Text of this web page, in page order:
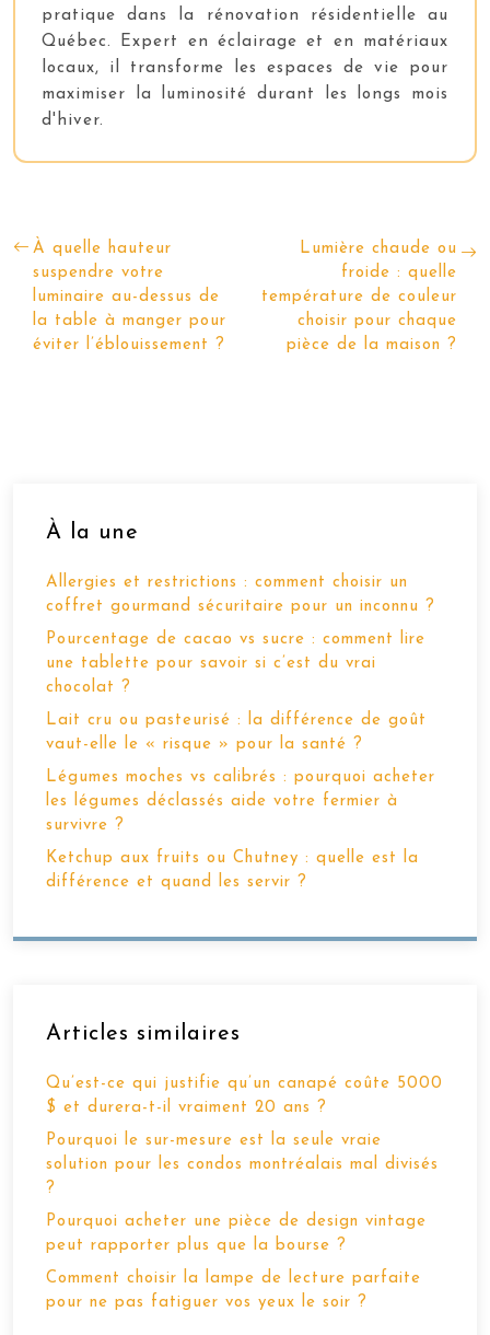
pratique dans la rénovation résidentielle au
Québec. Expert en éclairage et en matériaux
locaux, il transforme les espaces de vie pour
maximiser la luminosité durant les longs mois
d'hiver.
À quelle hauteur
suspendre votre
luminaire au-dessus de
la table à manger pour
éviter l’éblouissement ?
Lumière chaude ou
froide : quelle
température de couleur
choisir pour chaque
pièce de la maison ?
À la une
Allergies et restrictions : comment choisir un
coffret gourmand sécuritaire pour un inconnu ?
Pourcentage de cacao vs sucre : comment lire
une tablette pour savoir si c’est du vrai
chocolat ?
Lait cru ou pasteurisé : la différence de goût
vaut-elle le « risque » pour la santé ?
Légumes moches vs calibrés : pourquoi acheter
les légumes déclassés aide votre fermier à
survivre ?
Ketchup aux fruits ou Chutney : quelle est la
différence et quand les servir ?
Articles similaires
Qu’est-ce qui justifie qu’un canapé coûte 5000
$ et durera-t-il vraiment 20 ans ?
Pourquoi le sur-mesure est la seule vraie
solution pour les condos montréalais mal divisés
?
Pourquoi acheter une pièce de design vintage
peut rapporter plus que la bourse ?
Comment choisir la lampe de lecture parfaite
pour ne pas fatiguer vos yeux le soir ?